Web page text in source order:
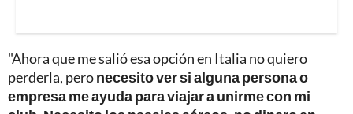
"Ahora que me salió esa opción en Italia no quiero
perderla, peronecesito ver si alguna persona o
empresa me ayuda para viajar a unirme con mi